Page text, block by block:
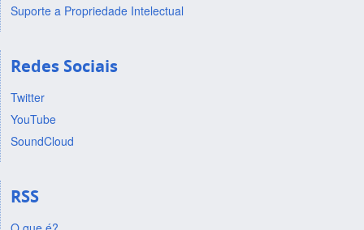
Suporte a Propriedade Intelectual
Redes Sociais
Twitter
YouTube
SoundCloud
RSS